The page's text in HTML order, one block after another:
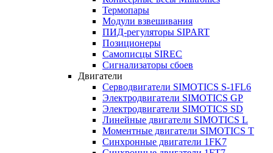
Термопары
Модули взвешивания
ПИД-регуляторы SIPART
Позиционеры
Самописцы SIREC
Сигнализаторы сбоев
Двигатели
Серводвигатели SIMOTICS S-1FL6
Электродвигатели SIMOTICS GP
Электродвигатели SIMOTICS SD
Линейные двигатели SIMOTICS L
Моментные двигатели SIMOTICS T
Синхронные двигатели 1FK7